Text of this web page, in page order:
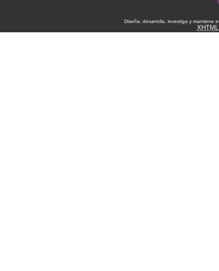
Diseña, desarrolla, investiga y mantiene
XHTML